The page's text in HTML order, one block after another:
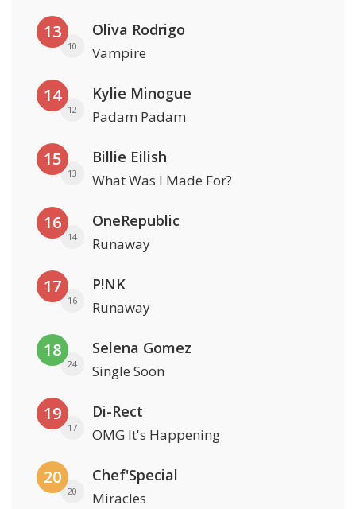
13
10
Oliva Rodrigo
Vampire
14
12
Kylie Minogue
Padam Padam
15
13
Billie Eilish
What Was I Made For?
16
14
OneRepublic
Runaway
17
16
P!NK
Runaway
18
24
Selena Gomez
Single Soon
19
17
Di-Rect
OMG It's Happening
20
20
Chef'Special
Miracles